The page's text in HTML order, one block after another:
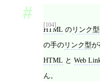
[104]
HTML のリンク型
の手のリンク型が
HTML と Web
ん。